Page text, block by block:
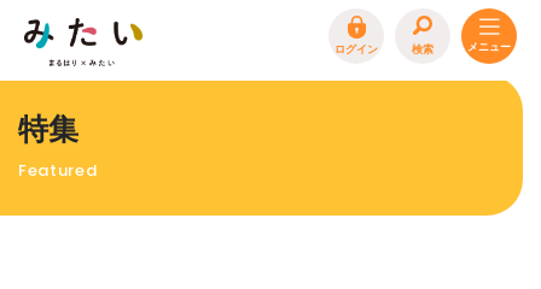
ログイン 検索
特集
特集
Featured